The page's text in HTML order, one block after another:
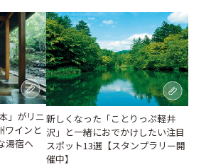
」がリニ
ワインと
湯宿へ
新しくなった「ことりっぷ軽井
沢」と一緒におでかけしたい注目
スポット13選【スタンプラリー開
催中】